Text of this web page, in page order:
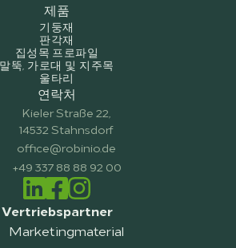
연락처
Kieler Straße 22,
14532 Stahnsdorf
office@robinio.de
+49 337 88 88 92 00
Vertriebspartner
Marketingmaterial
제품
기둥재
판각재
집성목 프로파일
말뚝, 가로대 및 지주목
울타리